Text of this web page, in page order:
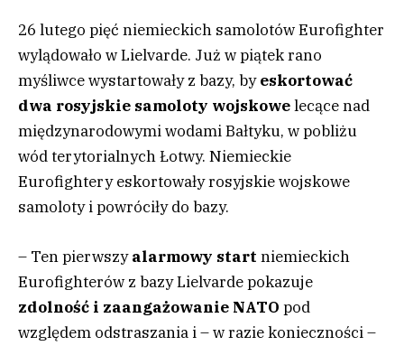
26 lutego pięć niemieckich samolotów Eurofighter
wylądowało w Lielvarde. Już w piątek rano
myśliwce wystartowały z bazy, byeskortować
dwa rosyjskie samoloty wojskowelecące nad
międzynarodowymi wodami Bałtyku, w pobliżu
wód terytorialnych Łotwy. Niemieckie
Eurofightery eskortowały rosyjskie wojskowe
samoloty i powróciły do bazy.
– Ten pierwszyalarmowy start niemieckich
Eurofighterów z bazy Lielvarde pokazuje
zdolność i zaangażowanie NATO pod
względem odstraszania i – w razie konieczności –